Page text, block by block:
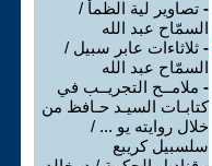
- تصاوير لية الظمأ /
السمّاح عبد الله
- ثلاثاءات عابر سبيل /
السمّاح عبد الله
- ملامــح التجريــب في
كتابـات السيـد حـافظ من
خلال روايته يو ... /
سلسبيل كريبع